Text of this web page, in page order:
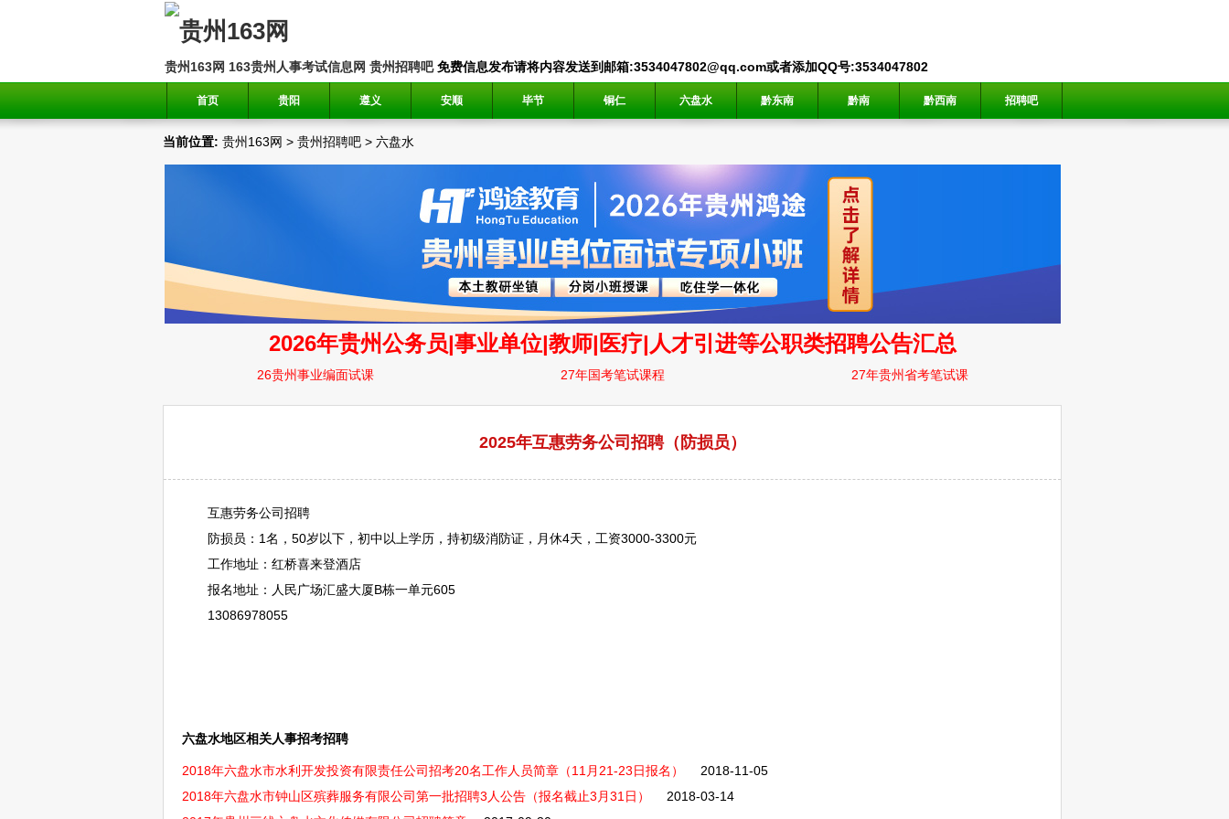
贵州163网 163贵州人事考试信息网 贵州招聘吧免费信息发布请将内容发送到邮箱:3534047802@qq.com或者添加QQ号:3534047802
首页 贵阳 遵义 安顺 毕节 铜仁 六盘水 黔东南 黔南 黔西南 招聘吧
当前位置: 贵州163网 > 贵州招聘吧 > 六盘水
2025年互惠劳务公司招聘（防损员）
互惠劳务公司招聘
防损员：1名，50岁以下，初中以上学历，持初级消防证，月休4天，工资3000-3300元
工作地址：红桥喜来登酒店
报名地址：人民广场汇盛大厦B栋一单元605
13086978055
六盘水地区相关人事招考招聘
2018年六盘水市水利开发投资有限责任公司招考20名工作人员简章（11月21-23日报名）
2018-11-05
2018年六盘水市钟山区殡葬服务有限公司第一批招聘3人公告（报名截止3月31日）
2018-03-14